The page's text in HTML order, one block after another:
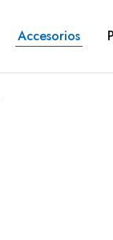
Accesorios